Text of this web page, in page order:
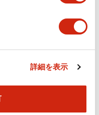
詳細を表示
ルユニット（日本語）